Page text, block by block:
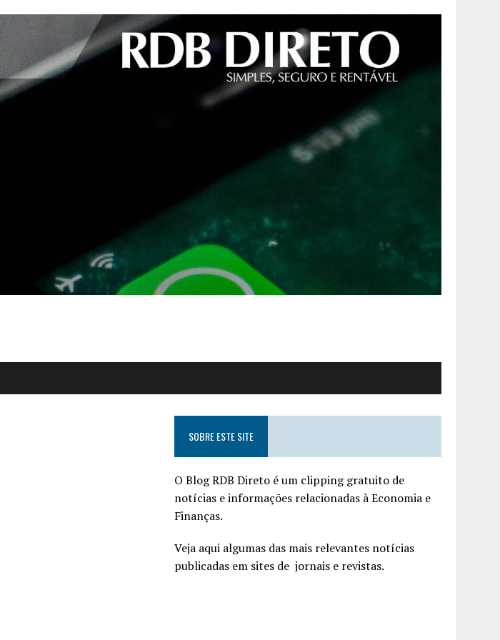
SOBRE ESTE SITE
O Blog RDB Direto é um clipping gratuito de
notícias e informações relacionadas à Economia e
Finanças.
Veja aqui algumas das mais relevantes notícias
publicadas em sites de jornais e revistas.